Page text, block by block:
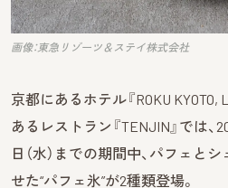
画像：東急リゾーツ＆ステイ株式会社
京都にあるホテル『ROKU KYOTO,
あるレストラン『TENJIN』では、
日（水）までの期間中、パフェと
せた“パフェ氷”が2種類登場。